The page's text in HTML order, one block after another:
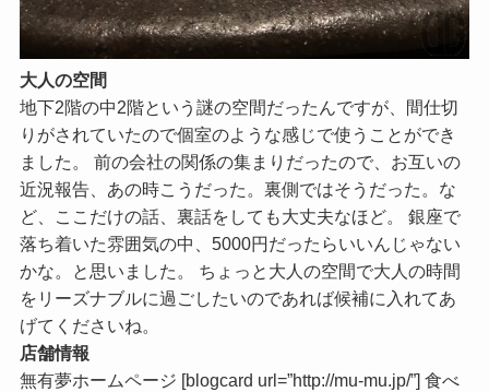
大人の空間
地下2階の中2階という謎の空間だったんですが、間仕切
りがされていたので個室のような感じで使うことができ
ました。 前の会社の関係の集まりだったので、お互いの
近況報告、あの時こうだった。裏側ではそうだった。な
ど、ここだけの話、裏話をしても大丈夫なほど。 銀座で
落ち着いた雰囲気の中、5000円だったらいいんじゃない
かな。と思いました。 ちょっと大人の空間で大人の時間
をリーズナブルに過ごしたいのであれば候補に入れてあ
げてくださいね。
店舗情報
無有夢ホームページ [blogcard url=”http://mu-mu.jp/”] 食べ